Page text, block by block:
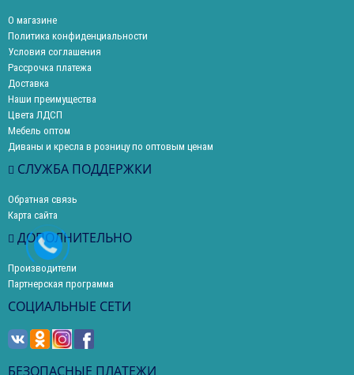
О магазине
Политика конфиденциальности
Условия соглашения
Рассрочка платежа
Доставка
Наши преимущества
Цвета ЛДСП
Мебель оптом
Диваны и кресла в розницу по оптовым ценам
СЛУЖБА ПОДДЕРЖКИ
Обратная связь
Карта сайта
ДОПОЛНИТЕЛЬНО
Производители
Партнерская программа
СОЦИАЛЬНЫЕ СЕТИ
БЕЗОПАСНЫЕ ПЛАТЕЖИ